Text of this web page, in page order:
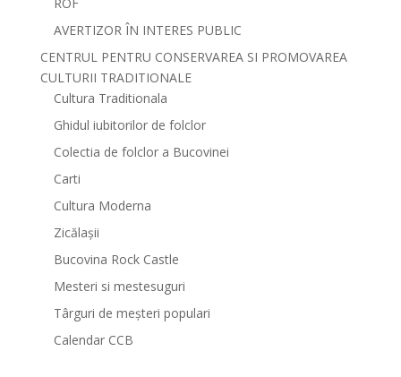
AVERTIZOR ÎN INTERES PUBLIC
CENTRUL PENTRU CONSERVAREA SI PROMOVAREA
CULTURII TRADITIONALE
Cultura Traditionala
Ghidul iubitorilor de folclor
Colectia de folclor a Bucovinei
Carti
Cultura Moderna
Zicălașii
Bucovina Rock Castle
Mesteri si mestesuguri
Târguri de meșteri populari
Calendar CCB